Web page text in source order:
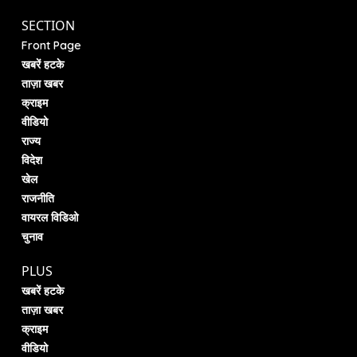
SECTION
Front Page
खबरें हटके
ताज़ा खबर
क्राइम
वीडियो
राज्य
विदेश
खेल
राजनीति
वायरल विडिओ
चुनाव
PLUS
खबरें हटके
ताज़ा खबर
क्राइम
वीडियो